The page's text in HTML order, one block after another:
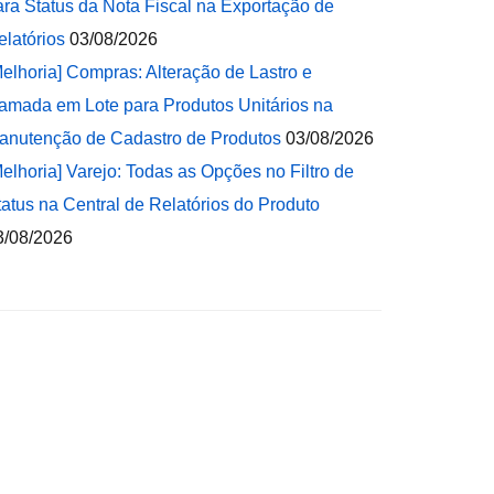
Status da Nota Fiscal na Exportação de
03/08/2026
Compras: Alteração de Lastro e
em Lote para Produtos Unitários na
de Cadastro de Produtos 03/08/2026
Varejo: Todas as Opções no Filtro de
na Central de Relatórios do Produto
08/2026